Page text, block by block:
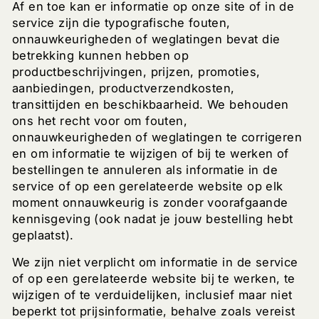
Af en toe kan er informatie op onze site of in de
service zijn die typografische fouten,
onnauwkeurigheden of weglatingen bevat die
betrekking kunnen hebben op
productbeschrijvingen, prijzen, promoties,
aanbiedingen, productverzendkosten,
transittijden en beschikbaarheid. We behouden
ons het recht voor om fouten,
onnauwkeurigheden of weglatingen te corrigeren
en om informatie te wijzigen of bij te werken of
bestellingen te annuleren als informatie in de
service of op een gerelateerde website op elk
moment onnauwkeurig is zonder voorafgaande
kennisgeving (ook nadat je jouw bestelling hebt
geplaatst).
We zijn niet verplicht om informatie in de service
of op een gerelateerde website bij te werken, te
wijzigen of te verduidelijken, inclusief maar niet
beperkt tot prijsinformatie, behalve zoals vereist